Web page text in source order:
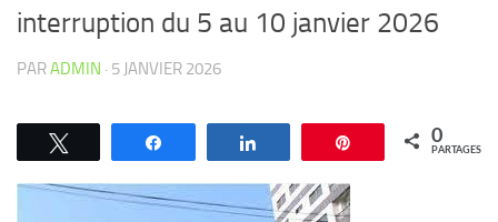
interruption du 5 au 10 janvier 2026
PARADMIN · 5 JANVIER 2026
Épingle 0
PARTAGES